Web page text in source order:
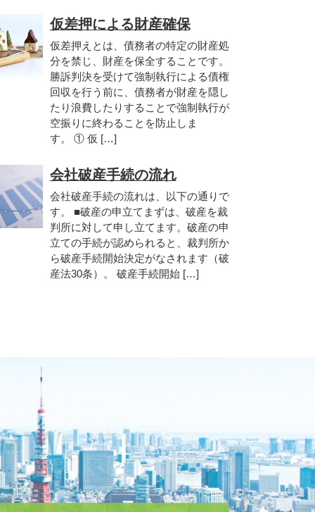
仮差押による財産確保
仮差押えとは、債務者の特定の財産処
分を禁じ、財産を保全することです。
勝訴判決を受けて強制執行による債権
回収を行う前に、債務者が財産を隠し
たり浪費したりすることで強制執行が
空振りに終わることを防止しま
す。 ① 仮 […]
会社破産手続の流れ
会社破産手続の流れは、以下の通りで
す。 ■破産の申立てまずは、破産を裁
判所に対して申し立てます。破産の申
立ての手続が認められると、裁判所か
ら破産手続開始決定がなされます（破
産法30条）。 破産手続開始 […]